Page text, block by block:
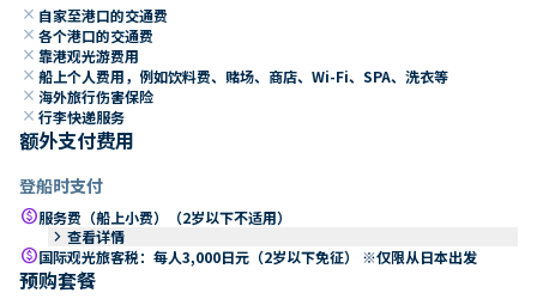
close 自家至港口的交通费
close 各个港口的交通费
close 靠港观光游费用
close 船上个人费用，例如饮料费、赌场、商店、Wi-Fi、SPA、洗衣等
close 海外旅行伤害保险
close 行李快递服务
额外支付费用
登船时支付
paid服务费（船上小费）（2岁以下不适用）
keyboard_arrow_right 查看详情
paid国际观光旅客税：每人3,000日元（2岁以下免征） ※仅限从日本出发
预购套餐